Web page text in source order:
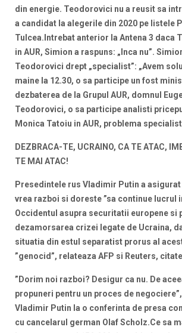
din energie. Teodorovici nu a reusit sa
a candidat la alegerile din 2020 pe listele
Tulcea. Intrebat anterior la Antena 3 daca
in AUR, Simion a raspuns: „Inca nu”.
Teodorovici drept „specialist”: „Avem
maine la 12.30, o sa participe un fost
dezbaterea de la Grupul AUR, domnul
Teodorovici, o sa participe analisti
Monica Tatoiu in AUR, problema
DEZBRACA-TE, UCRAINO, CA TE ATAC,
TE MAI ATAC!
Presedintele rus Vladimir Putin a asigurat
vrea razboi si doreste ”sa continue lucrul
Occidentul asupra securitatii europene si
dezamorsarea crizei legate de Ucraina,
situatia din estul separatist prorus al
”genocid”, relateaza AFP si Reuters,
”Dorim noi razboi? Desigur ca nu. De
propuneri pentru un proces de
Vladimir Putin la o conferinta de presa
cu cancelarul german Olaf Scholz.Ce sa